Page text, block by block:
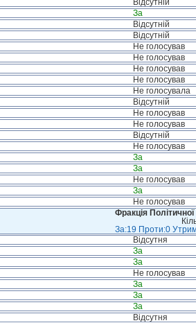
Відсутній
За
Відсутній
Відсутній
Не голосував
Не голосував
Не голосував
Не голосував
Не голосувала
Відсутній
Не голосував
Не голосував
Відсутній
Не голосував
За
За
Не голосував
За
Не голосував
Фракція
За:19 Проти:0
Відсутня
За
За
Не голосував
За
За
За
Відсутня